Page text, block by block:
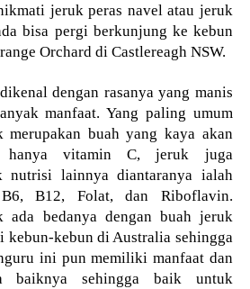
jeruk peras navel atau jeruk
bisa pergi berkunjung ke kebun
Orchard di Castlereagh NSW.
dengan rasanya yang manis
manfaat. Yang paling umum
buah yang kaya akan
vitamin C, jeruk juga
nutrisi lainnya diantaranya ialah
B12, Folat, dan Riboflavin.
ada bedanya dengan buah jeruk
kebun-kebun di Australia sehingga
ini pun memiliki manfaat dan
baiknya sehingga baik untuk